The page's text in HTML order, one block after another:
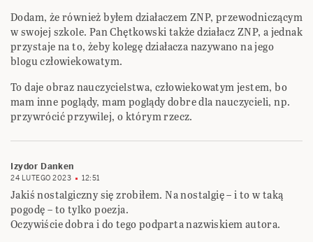
Dodam, że również byłem działaczem ZNP, przewodniczącym
w swojej szkole. Pan Chętkowski także działacz ZNP, a jednak
przystaje na to, żeby kolegę działacza nazywano na jego
blogu człowiekowatym.
To daje obraz nauczycielstwa, człowiekowatym jestem, bo
mam inne poglądy, mam poglądy dobre dla nauczycieli, np.
przywrócić przywilej, o którym rzecz.
Izydor Danken
24 LUTEGO 2023 12:51
Jakiś nostalgiczny się zrobiłem. Na nostalgię – i to w taką
pogodę – to tylko poezja.
Oczywiście dobra i do tego podparta nazwiskiem autora.